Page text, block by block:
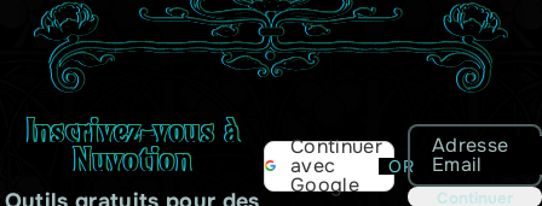
Inscrivez-vous à
Nuvotion
Continuer
avec
Google
OR
Adresse
Email
Continuer